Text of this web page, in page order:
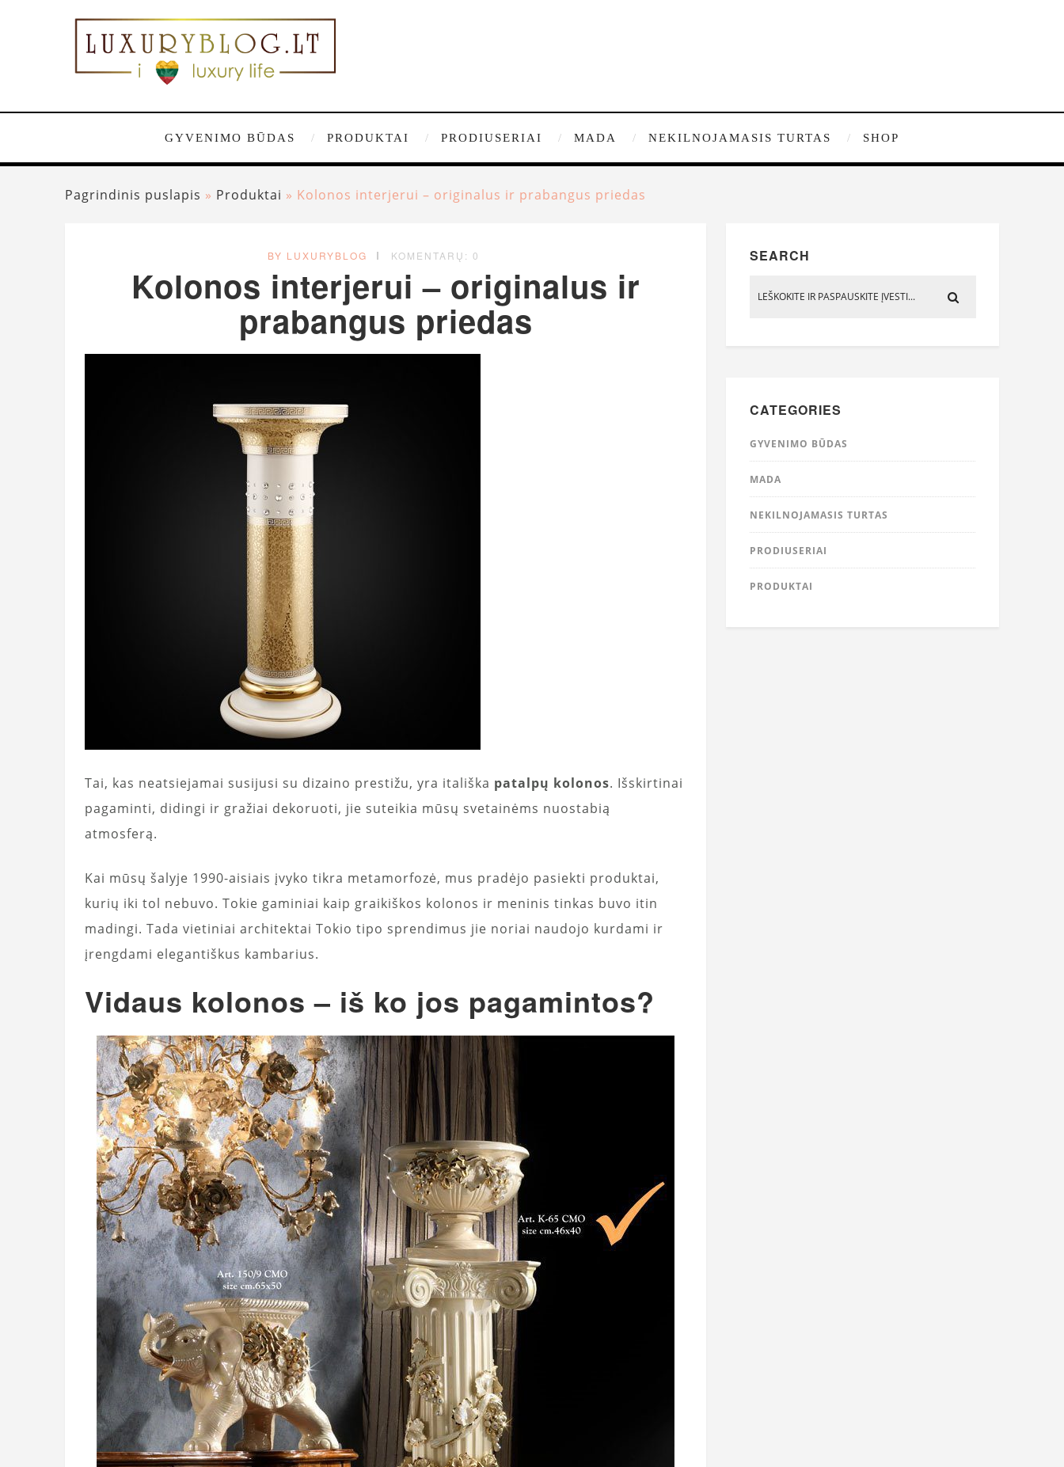
GYVENIMO BŪDAS PRODUKTAI PRODIUSERIAI MADA NEKILNOJAMASIS TURTAS SHOP
Pagrindinis puslapis » Produktai » Kolonos interjerui – originalus ir prabangus priedas
BY LUXURYBLOG KOMENTARŲ: 0
Kolonos interjerui – originalus ir
prabangus priedas
Tai, kas neatsiejamai susijusi su dizaino prestižu, yra itališka patalpų kolonos. Išskirtinai
pagaminti, didingi ir gražiai dekoruoti, jie suteikia mūsų svetainėms nuostabią
atmosferą.
Kai mūsų šalyje 1990-aisiais įvyko tikra metamorfozė, mus pradėjo pasiekti produktai,
kurių iki tol nebuvo. Tokie gaminiai kaip graikiškos kolonos ir meninis tinkas buvo itin
madingi. Tada vietiniai architektai Tokio tipo sprendimus jie noriai naudojo kurdami ir
įrengdami elegantiškus kambarius.
Vidaus kolonos – iš ko jos pagamintos?
SEARCH
CATEGORIES
GYVENIMO BŪDAS
MADA
NEKILNOJAMASIS TURTAS
PRODIUSERIAI
PRODUKTAI